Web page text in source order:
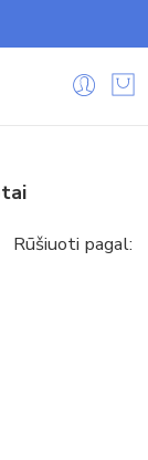
Rūšiuoti pagal: